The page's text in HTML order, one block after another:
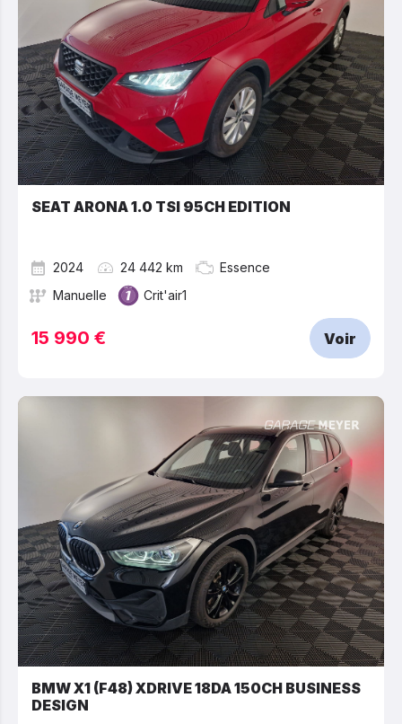
SEAT ARONA 1.0 TSI 95CH EDITION
2024 24 442 km
Essence
Manuelle
Crit'air1
15 990 € Voir
BMW X1 (F48) XDRIVE 18DA 150CH BUSINESS
DESIGN